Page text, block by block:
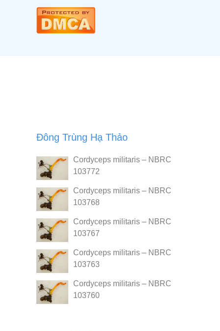
Đông Trùng Hạ Thảo
Cordyceps militaris – NBRC
103772
Cordyceps militaris – NBRC
103768
Cordyceps militaris – NBRC
103767
Cordyceps militaris – NBRC
103763
Cordyceps militaris – NBRC
103760